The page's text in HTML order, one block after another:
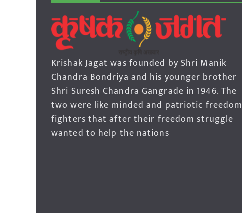
Krishak Jagat was founded by Shri Manik
Chandra Bondriya and his younger brother
Shri Suresh Chandra Gangrade in 1946. The
two were like minded and patriotic freedom
fighters that after their freedom struggle
wanted to help the nations